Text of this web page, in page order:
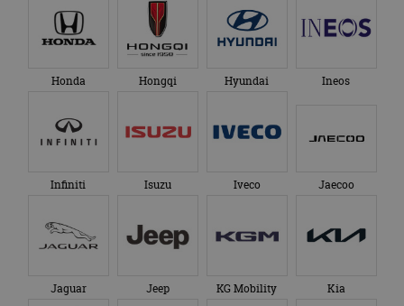
Honda Hongqi Hyundai Ineos
Infiniti Isuzu Iveco Jaecoo
Jaguar Jeep KG Mobility Kia